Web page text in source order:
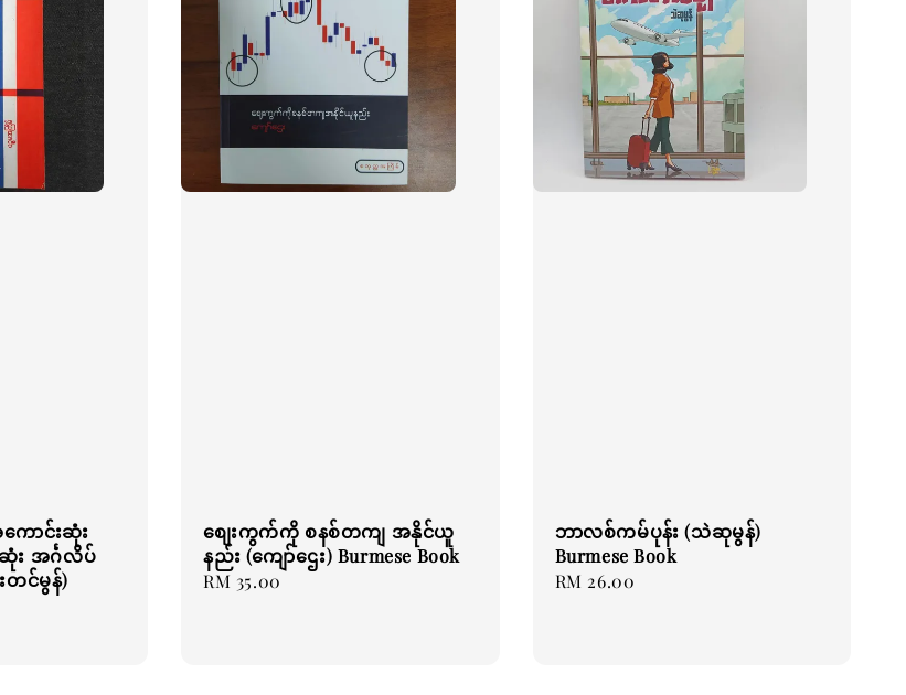
ကောင်းဆုံး
း အင်္ဂလိပ်
တင်မွန်)
စျေးကွက်ကို စနစ်တကျ အနိုင်ယူ
နည်း (ကျော်ဌေး) Burmese Book
Regular
RM 35.00
ဘာလစ်ကမ်ပုန်း (သဲဆုမွန်)
Burmese Book
Regular
RM 26.00